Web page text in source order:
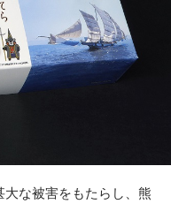
な被害をもたらし、熊